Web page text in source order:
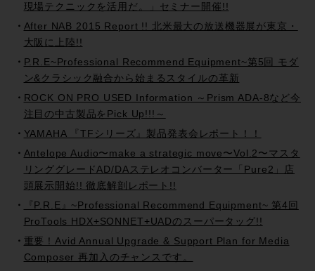
現場テクニックを活用だ。」セミナー開催!!
After NAB 2015 Report !! 北米最大の放送機器展が東京・
大阪に上陸!!
P.R.E~Professional Recommend Equipment~第5回 モダ
ン&クラシック融合から始まるスタイルの革新
ROCK ON PRO USED Information ～Prism ADA-8など今
注目の中古製品をPick Up!!!～
YAMAHA 『TFシリーズ』製品発表会レポート！！
Antelope Audio〜make a strategic move〜Vol.2〜マスタ
リンググレードAD/DAステレオコンバーター「Pure2」店
頭展示開始!! 徹底解剖レポート!!
『P.R.E』~Professional Recommend Equipment~ 第4回
ProTools HDX+SONNET+UADのスーパータッグ!!
重要！Avid Annual Upgrade & Support Plan for Media
Composer 再加入のチャンスです。